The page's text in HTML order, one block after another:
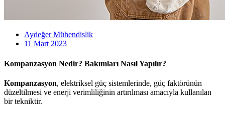
Aydeğer Mühendislik
11 Mart 2023
Kompanzasyon Nedir? Bakımları Nasıl Yapılır?
Kompanzasyon, elektriksel güç sistemlerinde, güç faktörünün
düzeltilmesi ve enerji verimliliğinin artırılması amacıyla kullanılan
bir tekniktir.